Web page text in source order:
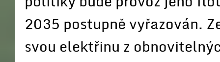
2035 postupně vyřazován.
svou elektřinu z